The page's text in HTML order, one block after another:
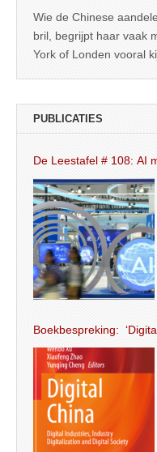
Wie de Chinese
bril, begrijpt haar vaak
York of Londen vooral
PUBLICATIES
De
Boekbespreking: